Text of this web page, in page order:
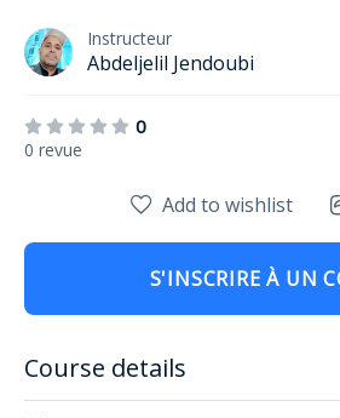
Instructeur
Abdeljelil Jendoubi
0
0 revue
Add to wishlist
S'INSCRIRE À UN
Course details